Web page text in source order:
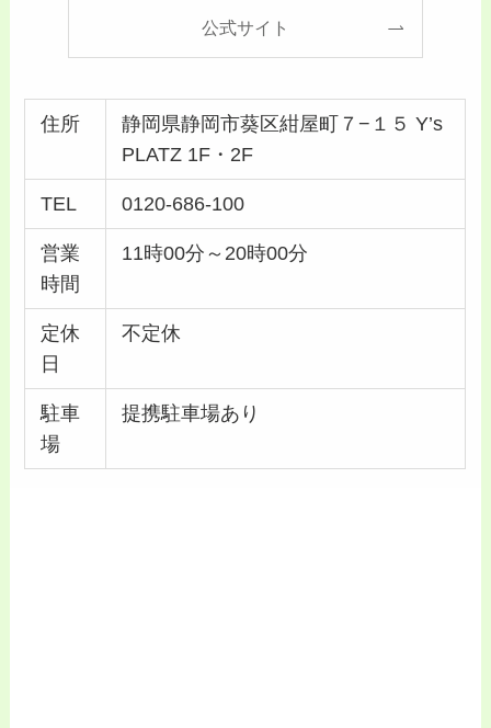
公式サイト
住所
静岡県静岡市葵区紺屋町７−１５ Y’s
PLATZ 1F・2F
TEL 0120-686-100
営業
時間
11時00分～20時00分
定休
日
不定休
駐車
場
提携駐車場あり